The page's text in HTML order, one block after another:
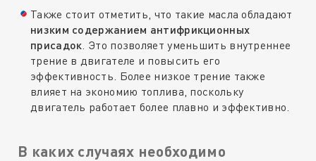
Также стоит отметить, что такие масла обладают
низким содержанием антифрикционных
присадок. Это позволяет уменьшить внутреннее
трение в двигателе и повысить его
эффективность. Более низкое трение также
влияет на экономию топлива, поскольку
двигатель работает более плавно и эффективно.
В каких случаях необходимо